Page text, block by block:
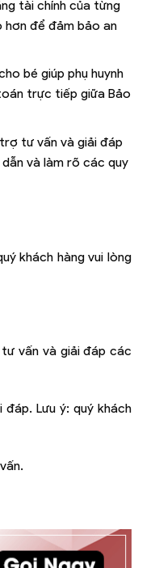
tài chính của từng
hơn để đảm bảo an
bé giúp phụ huynh
trực tiếp giữa Bảo
tư vấn và giải đáp
và làm rõ các quy
khách hàng vui lòng
tư vấn và giải đáp các
Lưu ý: quý khách